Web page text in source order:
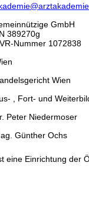
GmbH
389270g
Nummer 1072838
Wien
, Fort- und
Peter Niedermoser
Günther Ochs
eine Einrichtung der